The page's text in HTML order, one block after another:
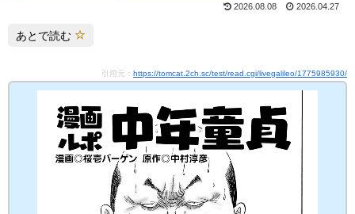
2026.08.08 2026.04.27
あとで読む
引用元： https://tomcat.2ch.sc/test/read.cgi/livegalileo/1775985930/